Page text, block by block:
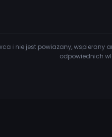
i nie jest powiazany,
odpowiednich